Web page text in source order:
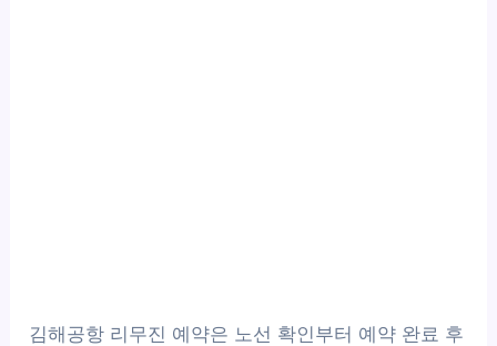
김해공항 리무진 예약은 노선 확인부터 예약 완료 후